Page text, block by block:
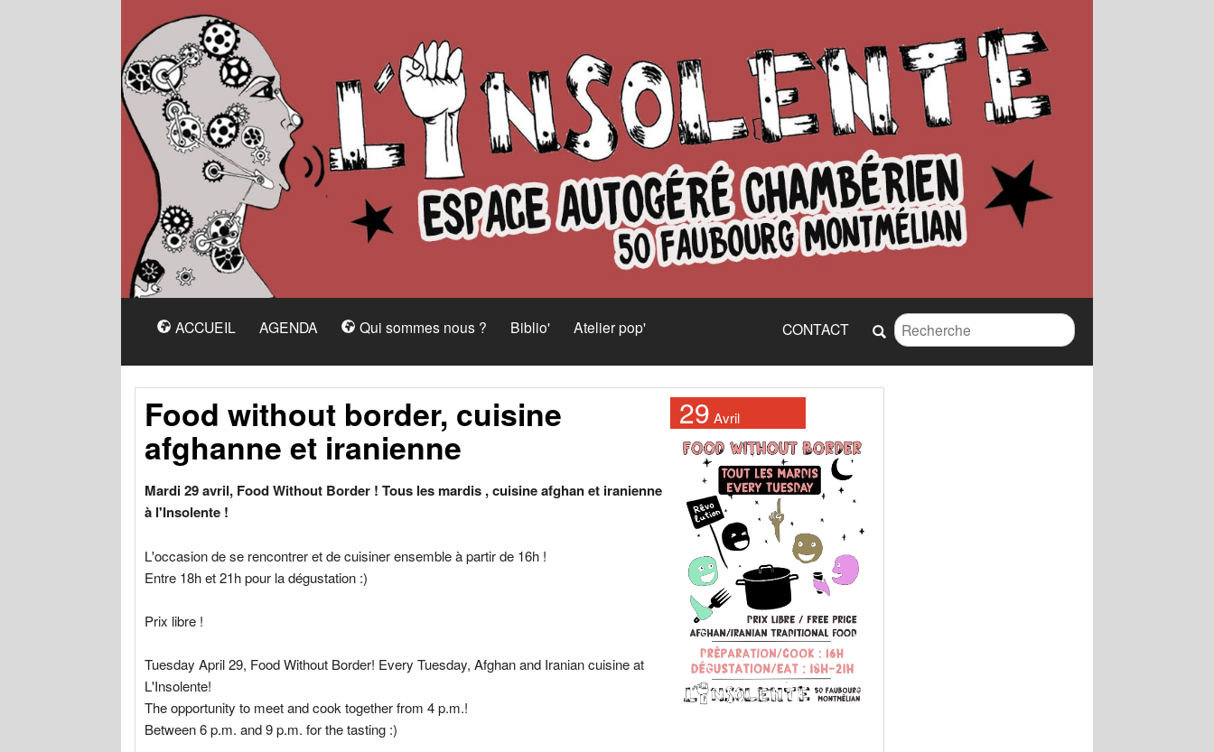
ACCUEIL AGENDA Qui sommes nous ? Biblio' Atelier pop' CONTACT
29 Avril
Food without border, cuisine
afghanne et iranienne
Mardi 29 avril, Food Without Border ! Tous les mardis , cuisine afghan et iranienne
à l'Insolente !
L'occasion de se rencontrer et de cuisiner ensemble à partir de 16h !
Entre 18h et 21h pour la dégustation :)
Prix libre !
Tuesday April 29, Food Without Border! Every Tuesday, Afghan and Iranian cuisine at
L'Insolente!
The opportunity to meet and cook together from 4 p.m.!
Between 6 p.m. and 9 p.m. for the tasting :)